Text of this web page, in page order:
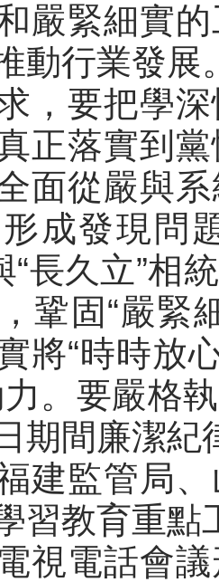
嚴緊細實
動行業發展
要把學深
正落實到
面從嚴與
成發現問
“長久立”相
鞏固“嚴緊
將“時時放
。要嚴格
期間廉潔紀
監管局、
習教育重點
電話會議